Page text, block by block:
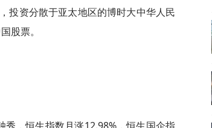
投资分散于亚太地区的博时大中华人民
股票。